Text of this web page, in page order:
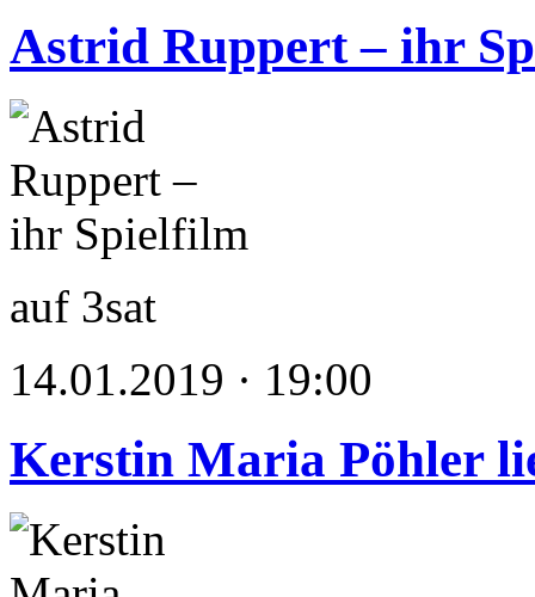
Astrid Ruppert – ihr
auf 3sat
14.01.2019 · 19:00
Kerstin Maria Pöhler